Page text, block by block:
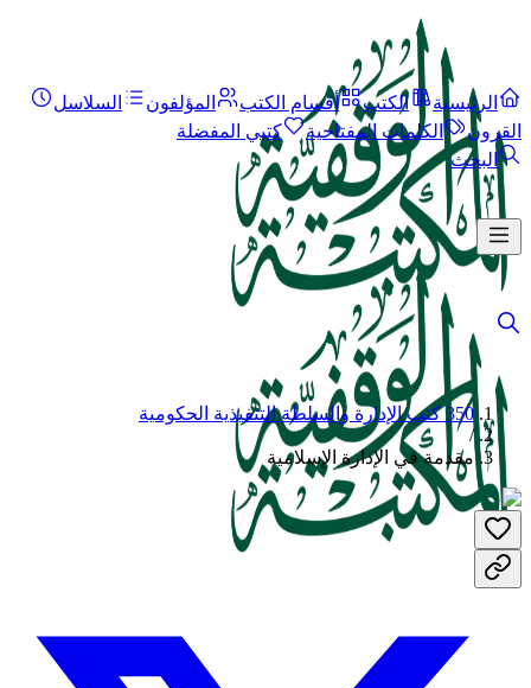
الرئيسية الكتب أقسام الكتب المؤلفون
السلاسل
القرون
الكلمات المفتاحية
كتبي المفضلة
البحث
350 كتب الإدارة والسلطة التنفيذية الحكومية
/
مقدمة في الإدارة الإسلامية